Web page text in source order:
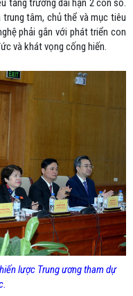
tăng trưởng dài hạn 2 con số.
tâm, chủ thể và mục tiêu
phải gắn với phát triển con
và khát vọng cống hiến.
lược Trung ương tham dự